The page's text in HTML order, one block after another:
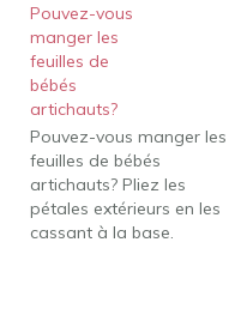
les engorger…
Pouvez-vous
manger les
feuilles de
bébés
artichauts?
Pouvez-vous manger les
feuilles de bébés
artichauts? Pliez les
pétales extérieurs en les
cassant à la base.